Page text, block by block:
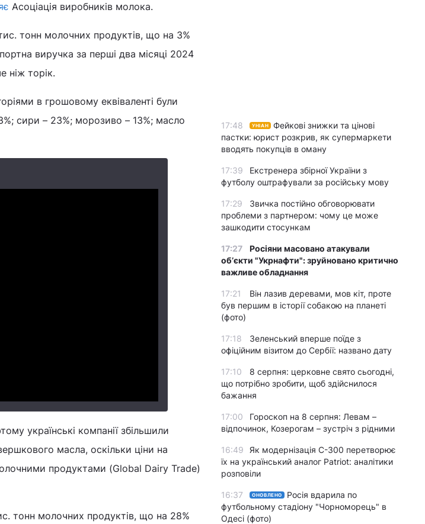
Асоціація виробників молока.
тонн молочних продуктів, що на 3%
виручка за перші два місяці 2024
ніж торік.
в грошовому еквіваленті були
сири – 23%; морозиво – 13%; масло
українські компанії збільшили
масла, оскільки ціни на
продуктами (Global Dairy Trade)
тонн молочних продуктів, що на 28%
17:48 УНІАН
Фейкові знижки та цінові
пастки: юрист розкрив, як супермаркети
вводять покупців в оману
17:39
Екстренера збірної України з
футболу оштрафували за російську мову
17:29
Звичка постійно обговорювати
проблеми з партнером: чому це може
зашкодити стосункам
17:27
Росіяни масовано атакували
обʼєкти "Укрнафти": зруйновано критично
важливе обладнання
17:21
Він лазив деревами, мов кіт, проте
був першим в історії собакою на планеті
(фото)
17:18
Зеленський вперше поїде з
офіційним візитом до Сербії: названо дату
17:10
8 серпня: церковне свято сьогодні,
що потрібно зробити, щоб здійснилося
бажання
17:00
Гороскоп на 8 серпня: Левам –
відпочинок, Козерогам – зустріч з рідними
16:49
Як модернізація С-300 перетворює
їх на український аналог Patriot: аналітики
розповіли
16:37 ОНОВЛЕНО
Росія вдарила по
футбольному стадіону "Чорноморець" в
Одесі (фото)